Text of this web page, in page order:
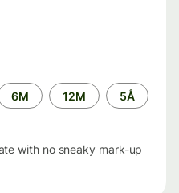
6M 12M 5Å
with no sneaky mark-up